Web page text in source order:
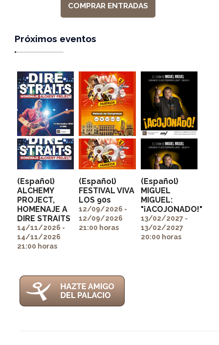
COMPRAR ENTRADAS
Próximos eventos
" alt=""
itemprop="image">
(Español)
ALCHEMY
PROJECT,
HOMENAJE A
DIRE STRAITS
14/11/2026 -
14/11/2026
21:00 horas
" alt=""
itemprop="image">
(Español)
FESTIVAL VIVA
LOS 90s
12/09/2026 -
12/09/2026
21:00 horas
" alt=""
itemprop="image">
(Español)
MIGUEL
MIGUEL:
"¡ACOJONADO!"
13/02/2027 -
13/02/2027
20:00 horas